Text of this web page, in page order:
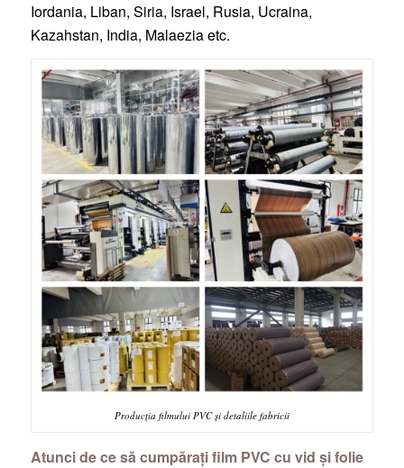
Iordania, Liban, Siria, Israel, Rusia, Ucraina,
Kazahstan, India, Malaezia etc.
Producția filmului PVC și detaliile fabricii
Atunci de ce să cumpărați film PVC cu vid și folie